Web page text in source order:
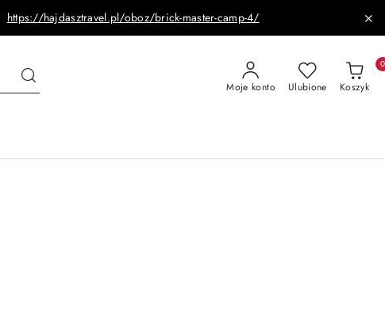
https://hajdasztravel.pl/oboz/brick-master-camp-4/
Moje konto Ulubione Koszyk
0